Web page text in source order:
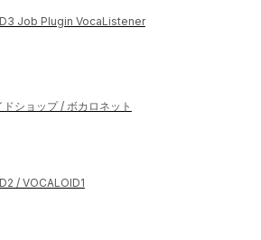
Job Plugin VocaListener
ショップ / ボカロネット
/ VOCALOID1